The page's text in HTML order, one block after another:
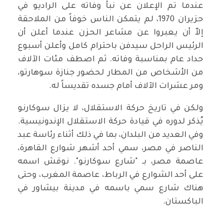
عندما تم الإعلان عن نبأ وفاته على الراديو في
حزيران 1970، لم يتمكن الناس خوفاً من الملاحقة
إلاّ أن يعبروا عن مشاعر الحزن عندما أعلن أن
الرئيس الراحل سيدفن باحترام كامل وأعلن أسبوع
حداد عام بمناسبة وفاته. ثم اصطف مئات الآلاف
من الأشخاص من المطار لحضور جنازة سوهارتو،
ومر عشرات الآلاف أمام جسده تقديساً له.
ولكن في تاريخ حركة الاستقلال، لا يزال سوكارنو
يُذكر لدوره في قيادة حركة الاستقلال الإندونيسية.
وفي العديد من البلدان، بما في ذلك أثناء رئاسة عبد
الناصر في مصر، سمي أحد أشهر شوارع القاهرة،
عاصمة مصر، بـ "شارع سوكارنو". نوقش اسمه
على أحد الشوارع في الرباط، عاصمة المغرب، وحتى
هناك شارع سمي باسمه في مدينة بيشاور في
الباكستان.